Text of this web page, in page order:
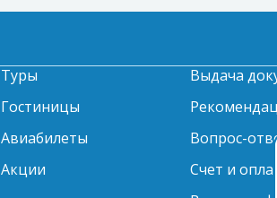
Туры
Гостиницы
Авиабилеты
Акции
Выдача
Вопрос-
Счет и